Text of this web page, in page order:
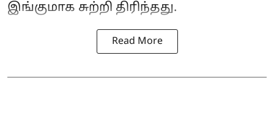
இங்குமாக சுற்றி திரிந்தது.
Read More